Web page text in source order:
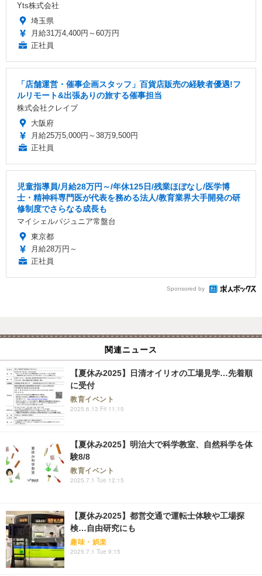
Yts株式会社
埼玉県
月給31万4,400円～60万円
正社員
「店舗運営・催事企画スタッフ」百貨店販売の経験者優遇!フ
ルリモート&出張ありの旅する催事担当
株式会社クレイブ
大阪府
月給25万5,000円～38万9,500円
正社員
児童指導員/月給28万円～/年休125日/残業ほぼなし/医学博
士・精神科専門医が代表を務める法人/教育業界大手開発の研
修制度でさらなる成長も
マイシェルパジュニア常盤台
東京都
月給28万円～
正社員
Sponsored by
関連ニュース
【夏休み2025】日清オイリオの工場見学…先着順
に受付
教育イベント
2025.6.13 Fri 11:15
【夏休み2025】明治大で科学教室、自然科学を体
験8/8
教育イベント
2025.7.1 Tue 12:15
【夏休み2025】都営交通で運転士体験や工場探
検…自由研究にも
趣味・娯楽
2025.7.1 Tue 9:15